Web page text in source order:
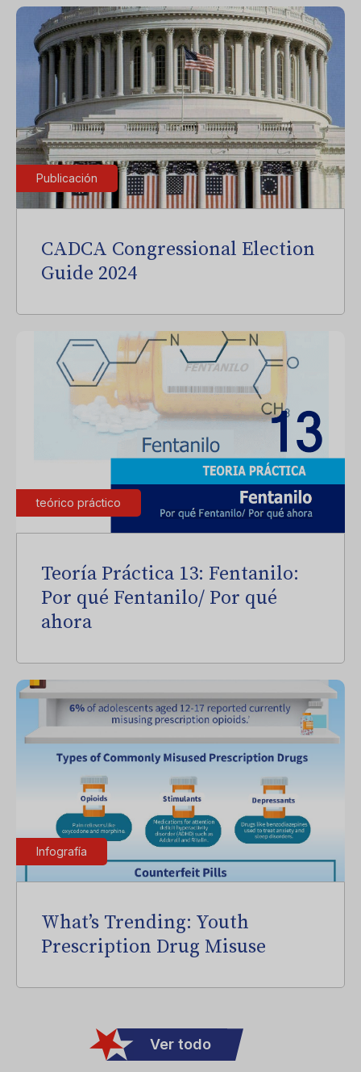
Publicación
CADCA Congressional Election
Guide 2024
teórico práctico
Teoría Práctica 13: Fentanilo:
Por qué Fentanilo/ Por qué
ahora
Infografía
What’s Trending: Youth
Prescription Drug Misuse
Ver todo